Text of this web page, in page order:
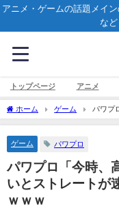
アニメ・ゲームの話題メイ
な
トップページ アニメ
ホーム ゲーム
パワプ
ートが速いとは自慢できない」
ゲーム パワプロ
パワプロ「今時、
いとストレートが
ｗｗｗ